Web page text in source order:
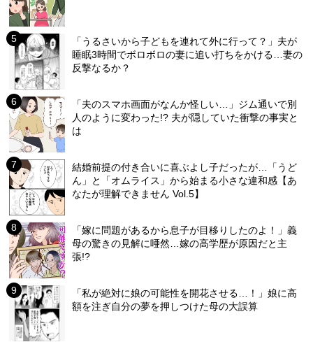
「うるさいから子どもを連れて外に行って？」夫が
睡眠3時間でボロボロの妻に追い打ちをかける…妻の
反撃なるか？
「夫のスマホ画面がなんか怪しい…」ジム通いで別
人のように変わった!? 夫が隠していた衝撃の事実と
は
結婚前提の付き合いに喜ぶよし子だったが…「うど
ん」と「オムライス」から始まる小さな違和感【あ
なたが理解できません Vol.5】
「嫁に問題があるから息子が目移りしたのよ！」義
母の驚きの見解に唖然…嫁の高学歴が原因だと主
張!?
「私が絶対に娘の可能性を開花させる…！」娘に高
額を注ぎ自分の夢を押しつけた母の大誤算